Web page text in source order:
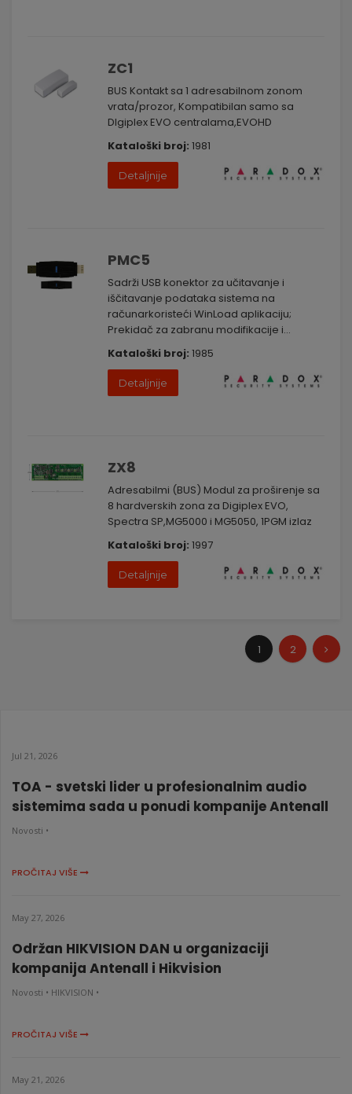
ZC1
BUS Kontakt sa 1 adresabilnom zonom
vrata/prozor, Kompatibilan samo sa
DIgiplex EVO centralama,EVOHD
Kataloški broj: 1981
Detaljnije
PMC5
Sadrži USB konektor za učitavanje i
iščitavanje podataka sistema na
računarkoristeći WinLoad aplikaciju;
Prekidač za zabranu modifikacije i...
Kataloški broj: 1985
Detaljnije
ZX8
Adresabilmi (BUS) Modul za proširenje sa
8 hardverskih zona za Digiplex EVO,
Spectra SP,MG5000 i MG5050, 1PGM izlaz
Kataloški broj: 1997
Detaljnije
1 2
Jul 21, 2026
TOA - svetski lider u profesionalnim audio
sistemima sada u ponudi kompanije Antenall
Novosti •
PROČITAJ VIŠE
May 27, 2026
Održan HIKVISION DAN u organizaciji
kompanija Antenall i Hikvision
Novosti • HIKVISION •
PROČITAJ VIŠE
May 21, 2026